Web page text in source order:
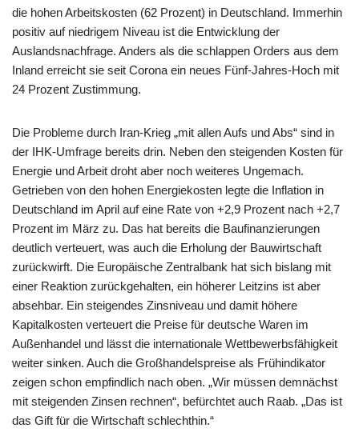
die hohen Arbeitskosten (62 Prozent) in Deutschland. Immerhin
positiv auf niedrigem Niveau ist die Entwicklung der
Auslandsnachfrage. Anders als die schlappen Orders aus dem
Inland erreicht sie seit Corona ein neues Fünf-Jahres-Hoch mit
24 Prozent Zustimmung.
Die Probleme durch Iran-Krieg „mit allen Aufs und Abs“ sind in
der IHK-Umfrage bereits drin. Neben den steigenden Kosten für
Energie und Arbeit droht aber noch weiteres Ungemach.
Getrieben von den hohen Energiekosten legte die Inflation in
Deutschland im April auf eine Rate von +2,9 Prozent nach +2,7
Prozent im März zu. Das hat bereits die Baufinanzierungen
deutlich verteuert, was auch die Erholung der Bauwirtschaft
zurückwirft. Die Europäische Zentralbank hat sich bislang mit
einer Reaktion zurückgehalten, ein höherer Leitzins ist aber
absehbar. Ein steigendes Zinsniveau und damit höhere
Kapitalkosten verteuert die Preise für deutsche Waren im
Außenhandel und lässt die internationale Wettbewerbsfähigkeit
weiter sinken. Auch die Großhandelspreise als Frühindikator
zeigen schon empfindlich nach oben. „Wir müssen demnächst
mit steigenden Zinsen rechnen“, befürchtet auch Raab. „Das ist
das Gift für die Wirtschaft schlechthin.“